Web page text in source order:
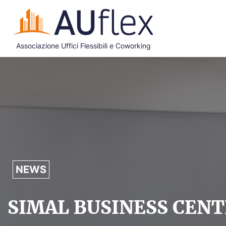
Associazione Uffici Flessibili e Coworking
NEWS
SIMAL BUSINESS